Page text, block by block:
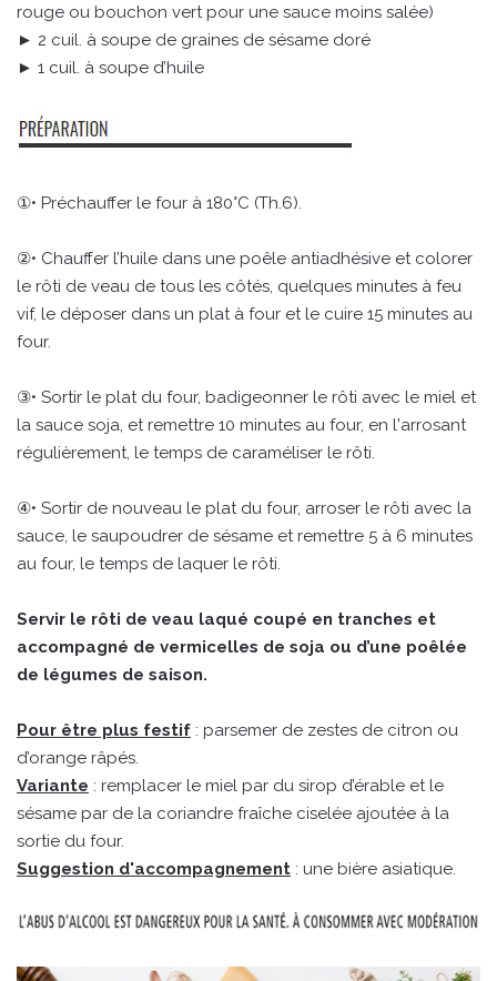
rouge ou bouchon vert pour une sauce moins salée)
► 2 cuil. à soupe de graines de sésame doré
► 1 cuil. à soupe d’huile
①• Préchauffer le four à 180°C (Th.6).
②• Chauffer l’huile dans une poêle antiadhésive et colorer
le rôti de veau de tous les côtés, quelques minutes à feu
vif, le déposer dans un plat à four et le cuire 15 minutes au
four.
③• Sortir le plat du four, badigeonner le rôti avec le miel et
la sauce soja, et remettre 10 minutes au four, en l'arrosant
régulièrement, le temps de caraméliser le rôti.
④• Sortir de nouveau le plat du four, arroser le rôti avec la
sauce, le saupoudrer de sésame et remettre 5 à 6 minutes
au four, le temps de laquer le rôti.
Servir le rôti de veau laqué coupé en tranches et
accompagné de vermicelles de soja ou d’une poêlée
de légumes de saison.
Pour être plus festif : parsemer de zestes de citron ou
d’orange râpés.
Variante : remplacer le miel par du sirop d’érable et le
sésame par de la coriandre fraîche ciselée ajoutée à la
sortie du four.
Suggestion d'accompagnement : une bière asiatique.